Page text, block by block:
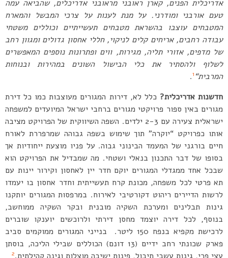
אדריכלית הפנים,קארן ראובני מראובני אדריכלים,שהביאה עמה
טעם אורבני ומודרני. על מנת לענות על צרכי המבשל והמארח
המטבחים עוצבו בהשראת מטבחים תעשייתיים וכוללים משטחי
עבודה רחבים,אריחים קלים לניקוי,חללי אחסון גדולים ומגוון רחב
של מדפים,אזורי תליה,מגירות,ווים ופתרונות נוספים המאפשרים
לשלוף ולהסתיר את כלי הבישול השונים במהירות ובנוחות
המרבית“
1
.
חדשנות אדריכלית? כלל לא, דירות המגורים מעוצבות כמו כל דירת
מגורים באין ספור פרויקטי מגורים ברחבי ישראל המיועדים למשפחה
ישראלית צעירה עם 2-3 ילדים. השפה השיווקית של הפרויקט מציבה
אותו כפרויקט “יוקרה” תוך שימוש בשפה גבוהה שמרפררת לאורח
חיים בורגני של המעמד הבינוני גבוה. על פניו מוצעת ייחודיות אך
בסופו של דבר התכנון בנאלי ושטחי. מה שמבדיל את הפרויקט הוא
שבכל אחד ממגדלי המגורים יוקם חדר יין לאחסון וקירור יינות עם
תא פרטי לכל משפחה, מכונת קרח תעשייתית וחדר אחסון בו יעמדו
לרשות הדיירים ריהוט דקורטיבי לאירוח. במרפסות המגורים יותקנו
גינות תבלינים ומערכת השקיה מובנית ובקר השקיה ממוחשב,
בנוסף, לכל דירה יוצמד מחסן דירתי ולרוכשים יוענקו שוברים
לרכישת מקפיא בנפח 150 ליטר. בנייני המגורים ממוקמים סביב
פארק שכונתי רחב ידיים (13 דונם) הכוללים שבילי הליכה, בוסתן
2